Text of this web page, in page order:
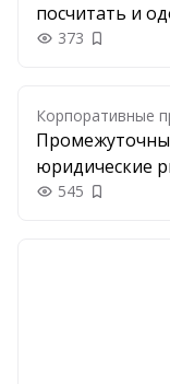
посчитать и
373 Добавить
Корпоративные
юридические
545 Добавить